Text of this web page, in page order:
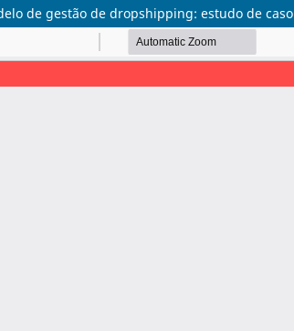
de gestão de dropshipping: estudo de caso